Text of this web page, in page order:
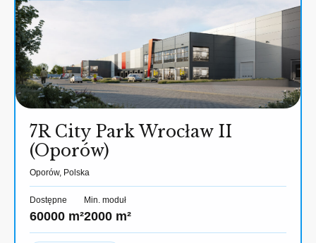
7R City Park Wrocław II
(Oporów)
Oporów, Polska
Dostępne
60000 m²
Min. moduł
2000 m²